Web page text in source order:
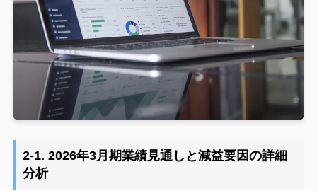
2-1. 2026年3月期業績見通しと減益要因の詳細
分析